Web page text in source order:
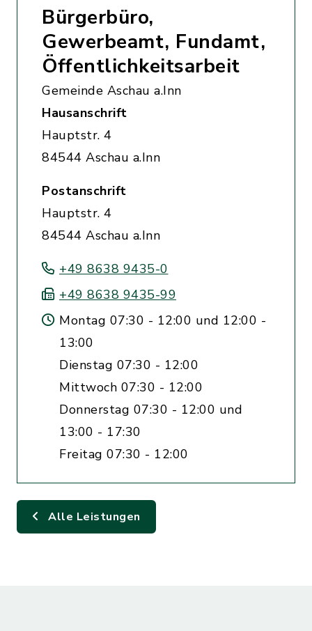
Bürgerbüro,
Gewerbeamt, Fundamt,
Öffentlichkeitsarbeit
Gemeinde Aschau a.Inn
Hausanschrift
Hauptstr. 4
84544 Aschau a.Inn
Postanschrift
Hauptstr. 4
84544 Aschau a.Inn
+49 8638 9435-0
+49 8638 9435-99
Montag 07:30 - 12:00 und 12:00 -
13:00
Dienstag 07:30 - 12:00
Mittwoch 07:30 - 12:00
Donnerstag 07:30 - 12:00 und
13:00 - 17:30
Freitag 07:30 - 12:00
Alle Leistungen